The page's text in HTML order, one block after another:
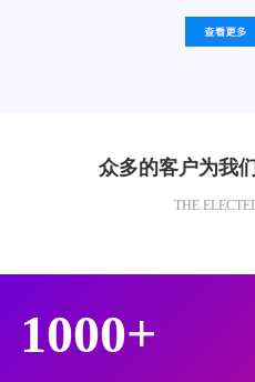
众多的客户为我
THE
1000+